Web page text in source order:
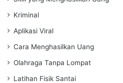
Kriminal
Aplikasi Viral
Cara Menghasilkan Uang
Olahraga Tanpa Lompat
Latihan Fisik Santai